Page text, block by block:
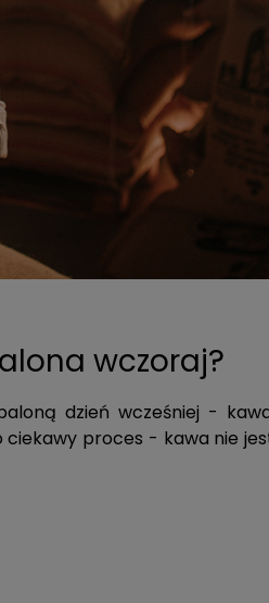
wczoraj?
dzień wcześniej -
proces - kawa nie